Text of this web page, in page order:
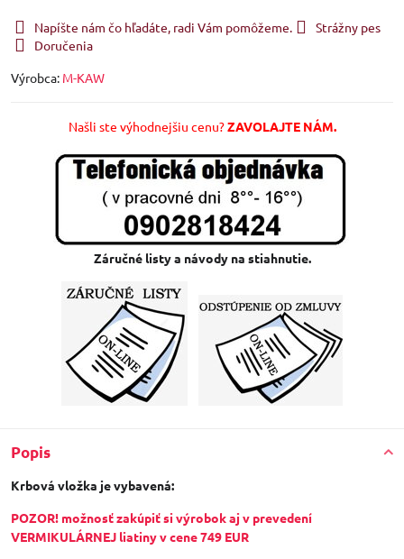
Napíšte nám čo hľadáte, radi Vám pomôžeme.
Strážny pes
Doručenia
Výrobca: M-KAW
Našli ste výhodnejšiu cenu?ZAVOLAJTE NÁM.
Záručné listy a návody na stiahnutie.
Popis
Krbová vložka je vybavená:
POZOR! možnosť zakúpiť si výrobok aj v prevedení
VERMIKULÁRNEJ liatiny v cene 749 EUR